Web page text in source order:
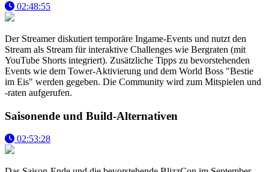
02:48:55
Der Streamer diskutiert temporäre Ingame-Events und nutzt den
Stream als Stream für interaktive Challenges wie Bergraten (mit
YouTube Shorts integriert). Zusätzliche Tipps zu bevorstehenden
Events wie dem Tower-Aktivierung und dem World Boss "Bestie
im Eis" werden gegeben. Die Community wird zum Mitspielen und
-raten aufgerufen.
Saisonende und Build-Alternativen
02:53:28